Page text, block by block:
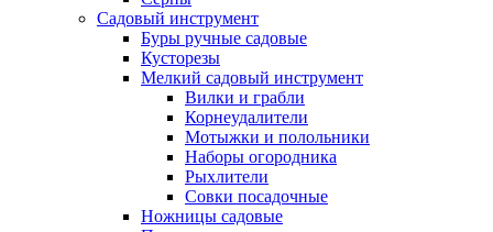
Садовый инструмент
Буры ручные садовые
Кусторезы
Мелкий садовый инструмент
Вилки и грабли
Корнеудалители
Мотыжки и полольники
Наборы огородника
Рыхлители
Совки посадочные
Ножницы садовые